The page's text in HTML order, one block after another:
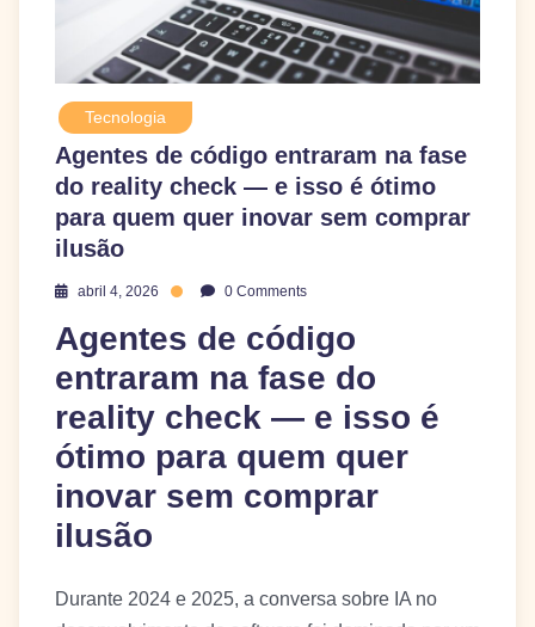
Tecnologia
Agentes de código entraram na fase
do reality check — e isso é ótimo
para quem quer inovar sem comprar
ilusão
abril 4, 2026 0 Comments
Agentes de código
entraram na fase do
reality check — e isso é
ótimo para quem quer
inovar sem comprar
ilusão
Durante 2024 e 2025, a conversa sobre IA no